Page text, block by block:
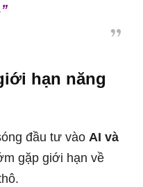
hạn năng
đầu tư vào AI và
gặp giới hạn về